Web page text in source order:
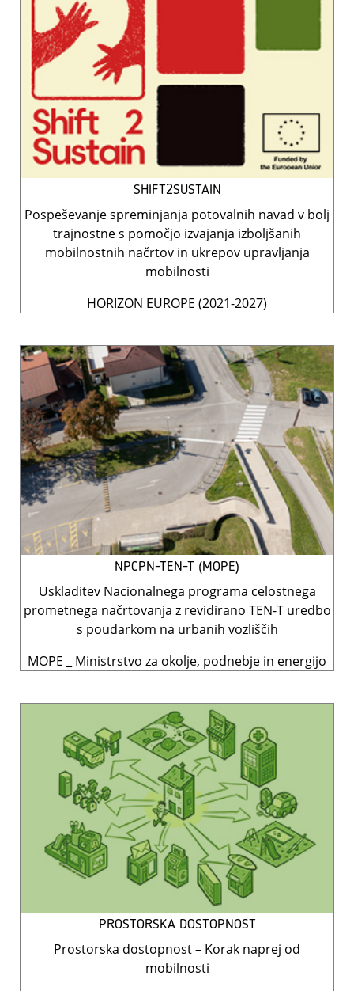
SHIFT2SUSTAIN
Pospeševanje spreminjanja potovalnih navad v bolj
trajnostne s pomočjo izvajanja izboljšanih
mobilnostnih načrtov in ukrepov upravljanja
mobilnosti
HORIZON EUROPE (2021-2027)
NPCPN-TEN-T (MOPE)
Uskladitev Nacionalnega programa celostnega
prometnega načrtovanja z revidirano TEN-T uredbo
s poudarkom na urbanih vozliščih
MOPE _ Ministrstvo za okolje, podnebje in energijo
PROSTORSKA DOSTOPNOST
Prostorska dostopnost – Korak naprej od
mobilnosti